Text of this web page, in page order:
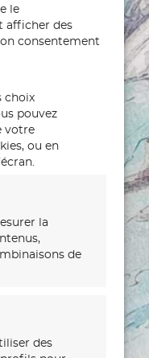
le
afficher des
consentement
choix
pouvez
votre
ou en
la
de
des